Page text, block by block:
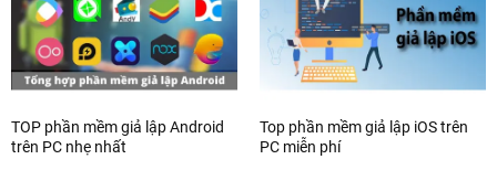
TOP phần mềm giả lập Android
trên PC nhẹ nhất
Top phần mềm giả lập iOS trên
PC miễn phí